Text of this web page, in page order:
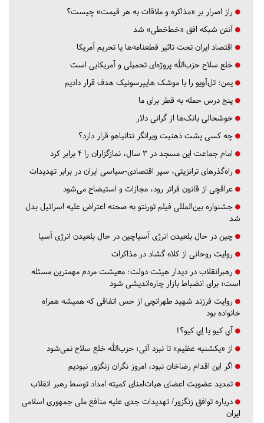
راز اصرار بر «مذاکره و ملاقات به هر قیمت» چیست؟
آنتن شبکه افق «خط‌خطی» شد
اقتصاد ایران تحت تاثیر قطعنامه‌ها یا تحریم‌ آمریکا
خلع سلاح حزب‌الله پروژه‌ای تحمیلی و آمریکایی است
یمن: تل‌آویو را با موشک هایپرسونیک هدف قرار دادیم
پنج درس‌ حمله به قطر برای ما
خوشحالی بانک‌ها از گرانی دلار
چه کسی پشت ذهنیت ویرانگر نتانیاهو قرار دارد؟
امام جماعت این مسجد در ۳ سال، نمازگزاران را ۴ برابر کرد
راه‌گذرهای ترانزیتی، سپر اقتصادی-سیاسی ایران در برابر تهدیدات
عراقچی از قانون فراتر رود، مجازات و استیضاح می‌شود
جشنواره بین‌المللی فیلم تورنتو به صحنه اعتراض علیه اسرائیل بدل
شد
چین در حال بلعیدن انرژی آسیاچین در حال بلعیدن انرژی آسیا
روایت روحانی از کلاه گشاد در مذاکرات
رهبرانقلاب در دیدار هیئت دولت: معیشت مردم مهمترین مسئله
است؛ برای انضباط بازار چاره‌اندیشی شود
روایت فرزند شهید طهرانچی از حس اتفاقی که همیشه همراه
خانواده بود
آي كيو يا اِي كيو؟!
از «یکشنبه عظیم» تا نبرد آتی؛ حزب‌الله خلع سلاح نمی‌شود
اگر این اقدام رضاخان نبود، امروز نگران زنگزور نبودیم
تمدید عضویت اعضای هیات‌امنای کمیته امداد توسط رهبر انقلاب
درباره توافق زنگزور/ تهدیدات جدی علیه منافع ملی جمهوری اسلامی
ایران